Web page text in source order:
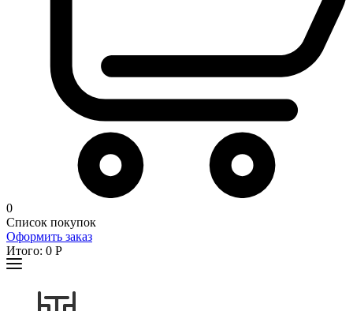
0
Список покупок
Оформить заказ
Итого: 0 Р